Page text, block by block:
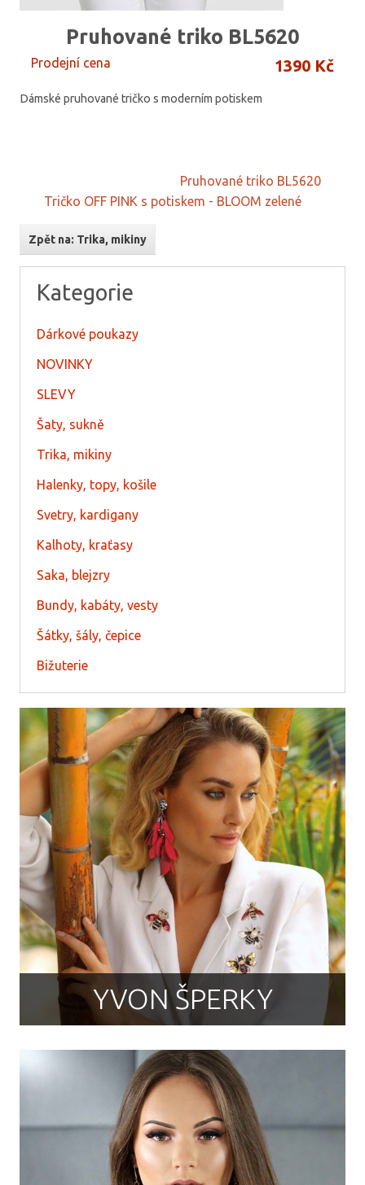
Pruhované triko BL5620
Prodejní cena 1390 Kč
Dámské pruhované tričko s moderním potiskem
Pruhované triko BL5620
Tričko OFF PINK s potiskem - BLOOM zelené
Zpět na: Trika, mikiny
Kategorie
Dárkové poukazy
NOVINKY
SLEVY
Šaty, sukně
Trika, mikiny
Halenky, topy, košile
Svetry, kardigany
Kalhoty, kraťasy
Saka, blejzry
Bundy, kabáty, vesty
Šátky, šály, čepice
Bižuterie
YVON ŠPERKY